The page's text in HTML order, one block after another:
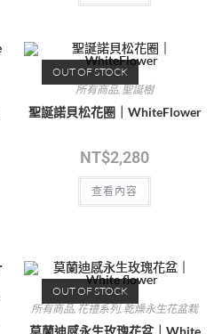
OUT OF STOCK
所有商品, 聖誕樹
聖誕諾貝松花圈｜WhiteFlower
NT$2,280
查看內容
OUT OF STOCK
所有商品, 花禮系列, 乾燥永生花盆栽